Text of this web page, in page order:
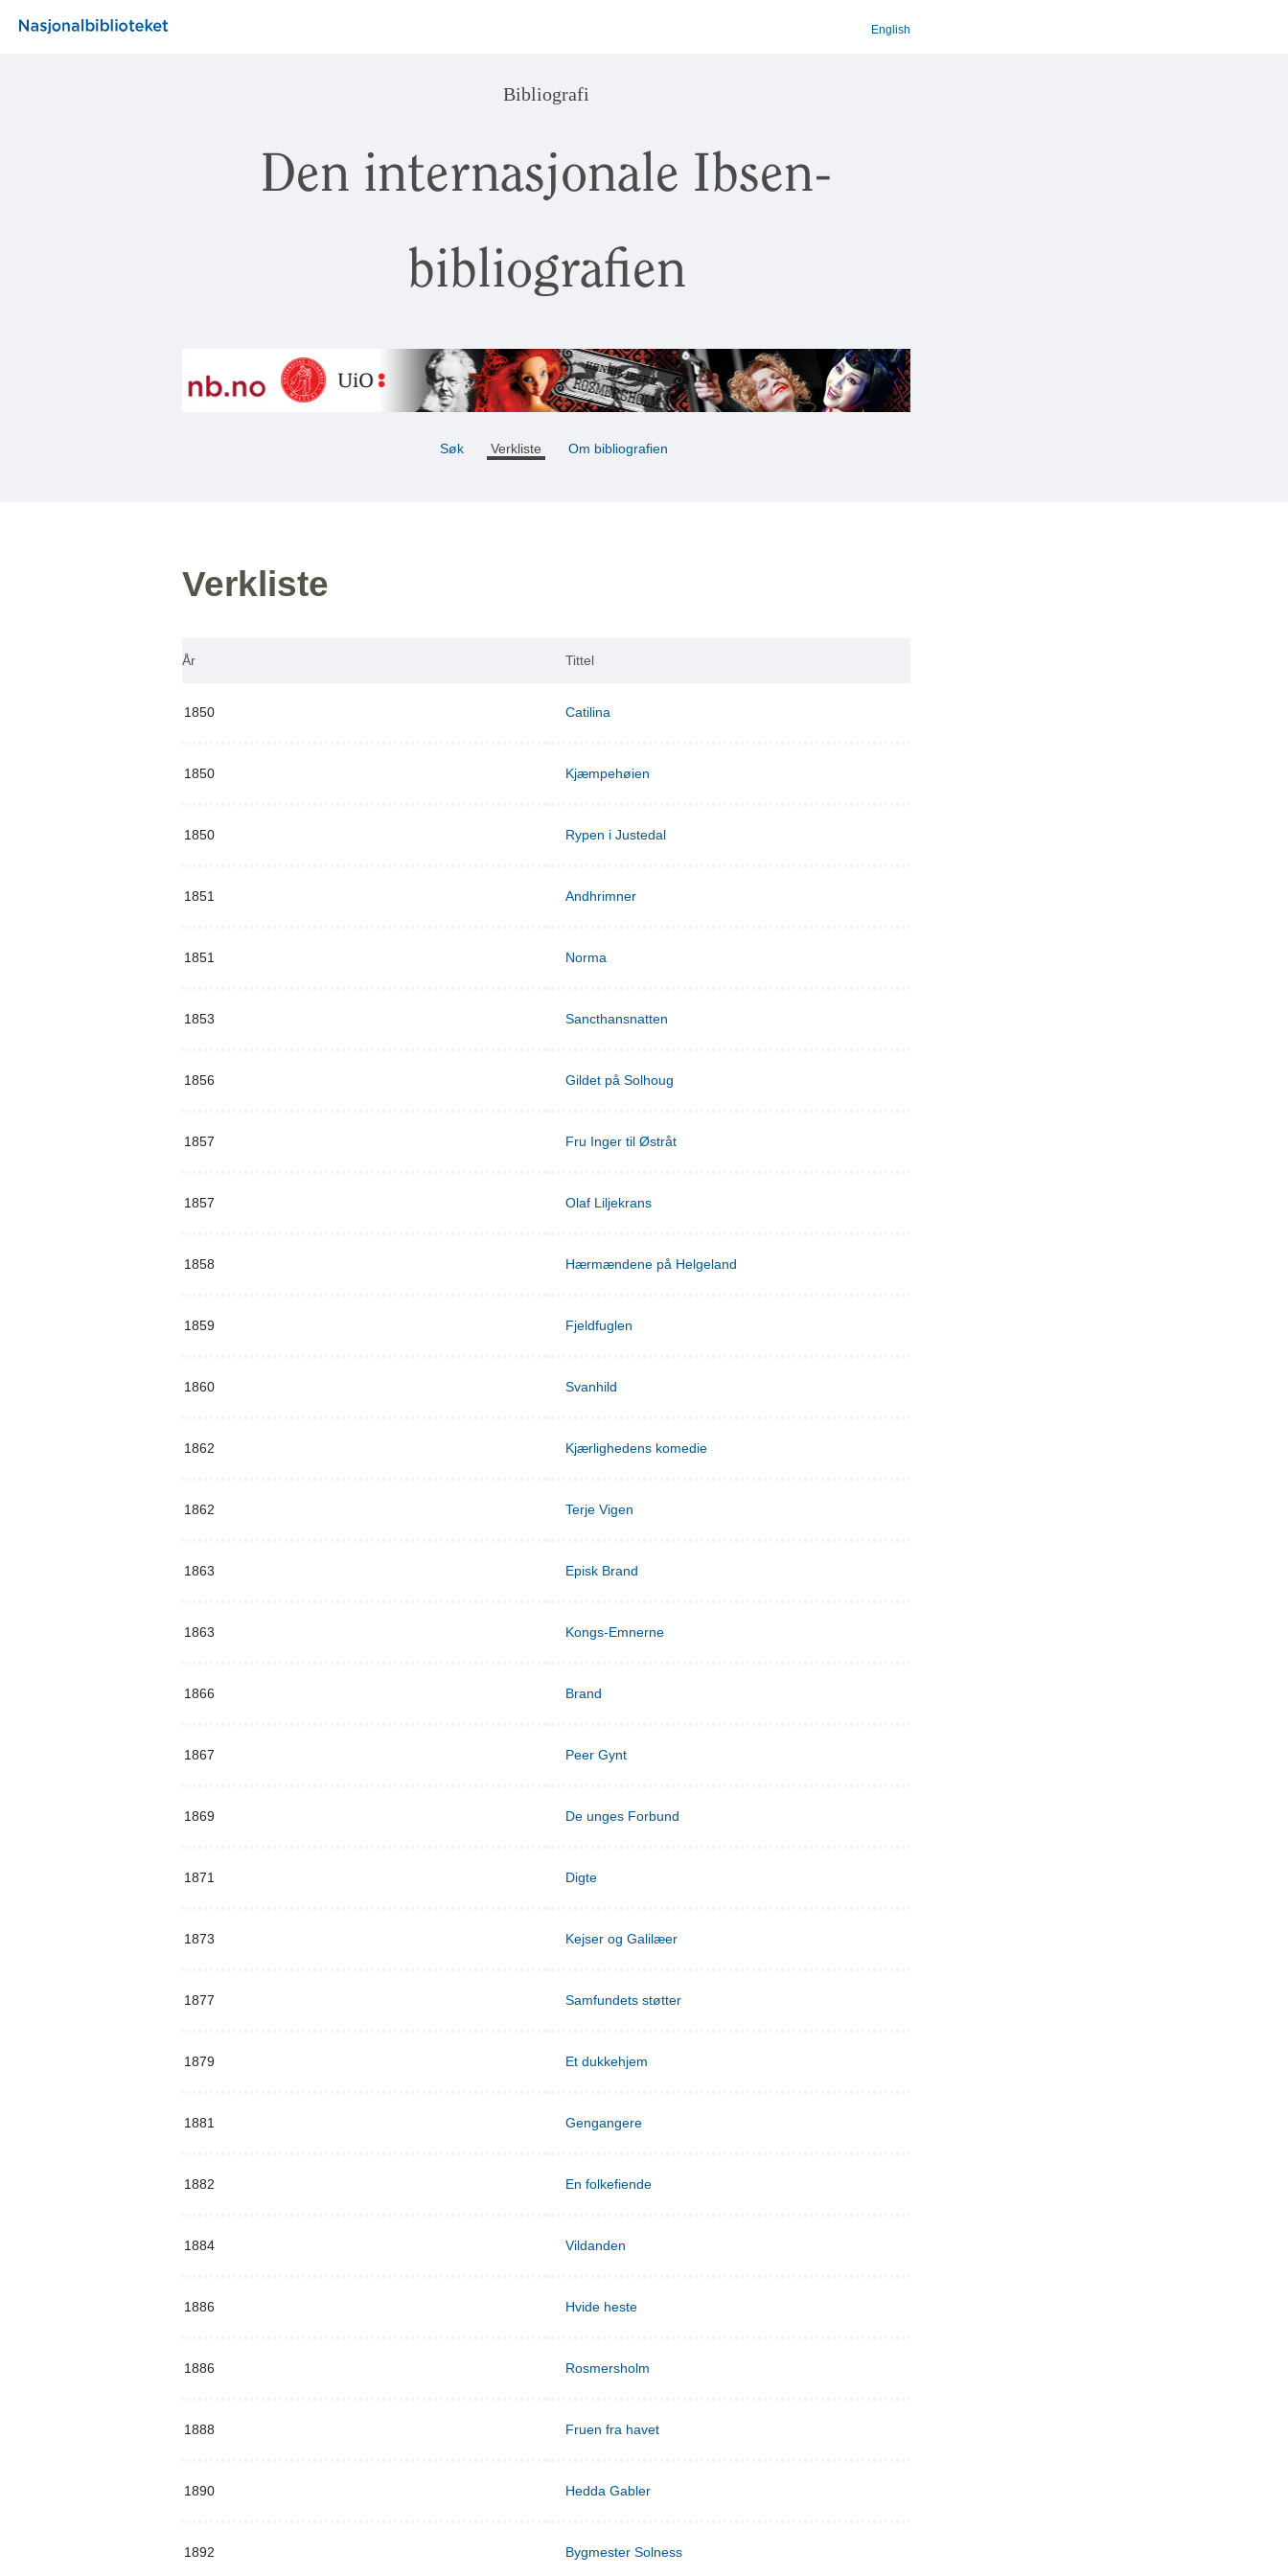
English
Bibliografi
Den internasjonale Ibsen-
bibliografien
Søk Verkliste Om bibliografien
Verkliste
År Tittel
1850 Catilina
1850 Kjæmpehøien
1850 Rypen i Justedal
1851 Andhrimner
1851 Norma
1853 Sancthansnatten
1856 Gildet på Solhoug
1857 Fru Inger til Østråt
1857 Olaf Liljekrans
1858 Hærmændene på Helgeland
1859 Fjeldfuglen
1860 Svanhild
1862 Kjærlighedens komedie
1862 Terje Vigen
1863 Episk Brand
1863 Kongs-Emnerne
1866 Brand
1867 Peer Gynt
1869 De unges Forbund
1871 Digte
1873 Kejser og Galilæer
1877 Samfundets støtter
1879 Et dukkehjem
1881 Gengangere
1882 En folkefiende
1884 Vildanden
1886 Hvide heste
1886 Rosmersholm
1888 Fruen fra havet
1890 Hedda Gabler
1892 Bygmester Solness